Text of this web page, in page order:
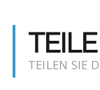
TEILEN SIE